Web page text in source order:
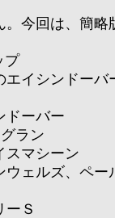
。今回は、簡略
プ
エイシンドーバ
ーバー
ラン
スマシーン
ェルズ、ペー
Ｓ